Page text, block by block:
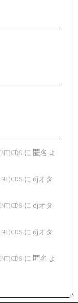
に 匿名 よ
に djオタ
に djオタ
に djオタ
に 匿名 よ